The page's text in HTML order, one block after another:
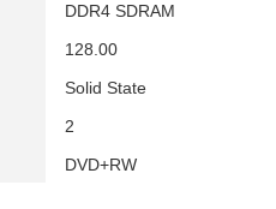
DDR4 SDRAM
128.00
Solid State
2
DVD+RW